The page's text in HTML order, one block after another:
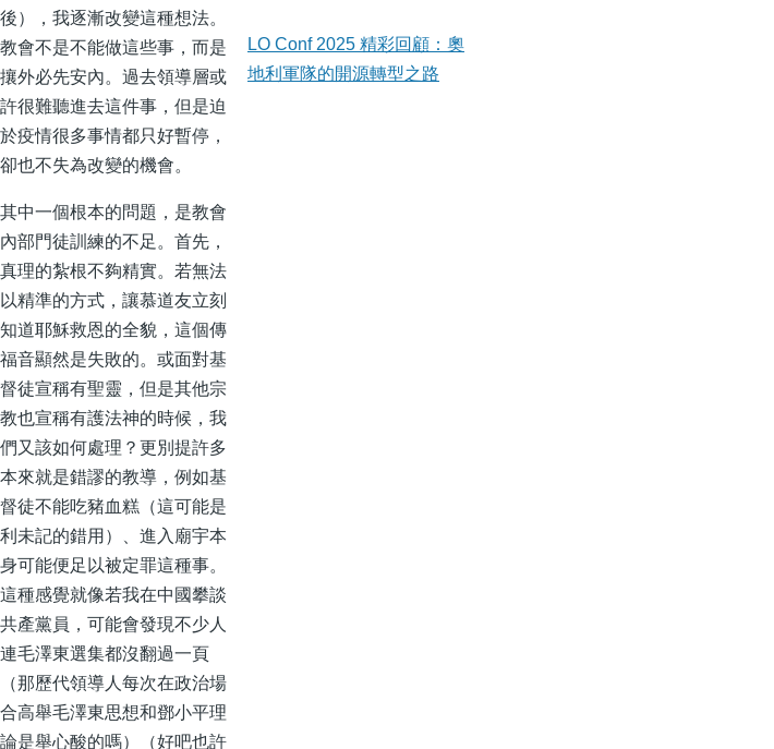
後），我逐漸改變這種想法。
教會不是不能做這些事，而是
攘外必先安內。過去領導層或
許很難聽進去這件事，但是迫
於疫情很多事情都只好暫停，
卻也不失為改變的機會。
其中一個根本的問題，是教會
內部門徒訓練的不足。首先，
真理的紮根不夠精實。若無法
以精準的方式，讓慕道友立刻
知道耶穌救恩的全貌，這個傳
福音顯然是失敗的。或面對基
督徒宣稱有聖靈，但是其他宗
教也宣稱有護法神的時候，我
們又該如何處理？更別提許多
本來就是錯謬的教導，例如基
督徒不能吃豬血糕（這可能是
利未記的錯用）、進入廟宇本
身可能便足以被定罪這種事。
這種感覺就像若我在中國攀談
共產黨員，可能會發現不少人
連毛澤東選集都沒翻過一頁
（那歷代領導人每次在政治場
合高舉毛澤東思想和鄧小平理
論是舉心酸的嗎）（好吧也許
LO Conf 2025 精彩回顧：奧
地利軍隊的開源轉型之路